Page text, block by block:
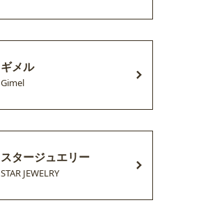
ギメル
Gimel
スタージュエリー
STAR JEWELRY